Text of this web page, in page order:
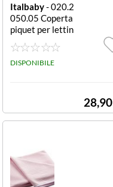
Italbaby- 020.2
050.05 Coperta
piquet per lettin
o Bianco Copert
a lettino Italbab
y 020 2050 05
DISPONIBILE
28,90